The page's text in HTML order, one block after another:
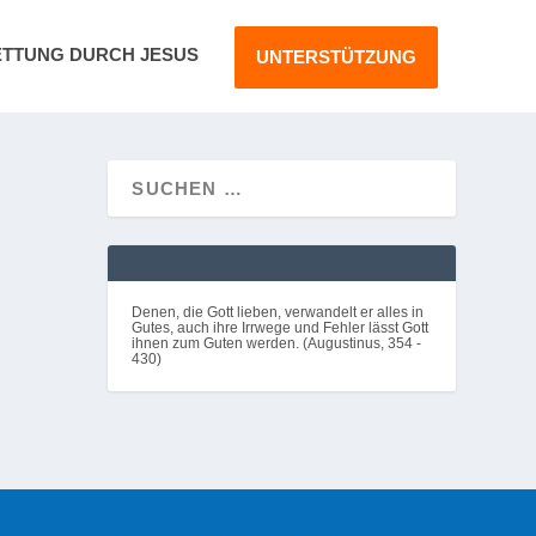
DURCH JESUS UNTERSTÜTZUNG
Denen, die Gott lieben, verwandelt er alles in
Gutes, auch ihre Irrwege und Fehler lässt Gott
ihnen zum Guten werden. (Augustinus, 354 -
430)